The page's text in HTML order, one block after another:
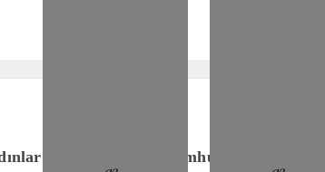
Spor Turnuvası Cumhuriyet